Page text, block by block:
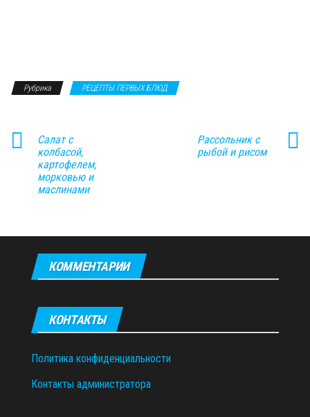
Рубрика РЕЦЕПТЫ ПЕРВЫХ БЛЮД
Салат с
колбасой,
картофелем,
морковью и
маслинами
Рассольник с
рыбой и рисом
КОММЕНТАРИИ
КОНТАКТЫ
Политика конфиденциальности
Контакты администратора